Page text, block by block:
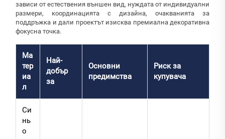
зависи от естествения външен вид, нуждата от индивидуални
размери, координацията с дизайна, очакванията за
поддръжка и дали проектът изисква премиална декоративна
фокусна точка.
Ма
тер
иа
л
Най-
добър
за
Основни
предимства
Риск за
купувача
Си
нь
о